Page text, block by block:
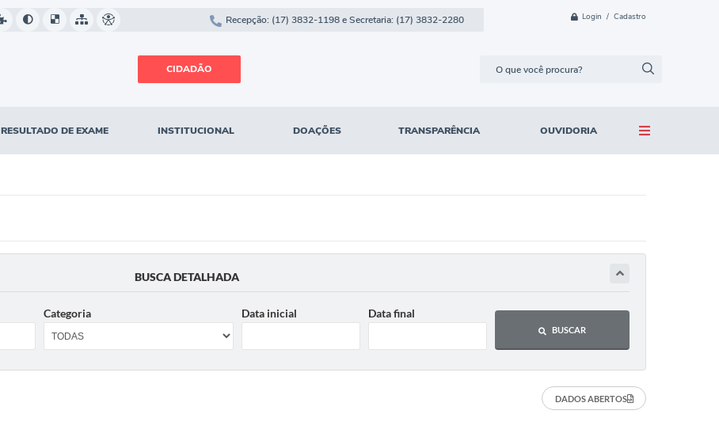
Login / Cadastro
Recepção: (17) 3832-1198 e Secretaria: (17) 3832-2280
CIDADÃO
RESULTADO DE EXAME INSTITUCIONAL DOAÇÕES TRANSPARÊNCIA OUVIDORIA
BUSCA DETALHADA
Categoria Data inicial Data final
BUSCAR
DADOS ABERTOS